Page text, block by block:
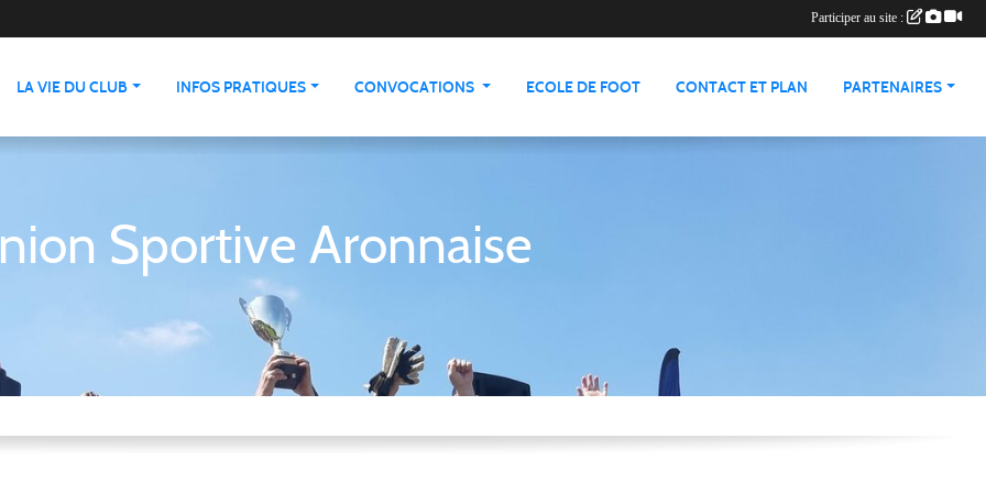
LA VIE DU CLUB INFOS PRATIQUES CONVOCATIONS ECOLE DE FOOT CONTACT ET PLAN PARTENAIRES
Sportive Aronnaise
Participer au site :